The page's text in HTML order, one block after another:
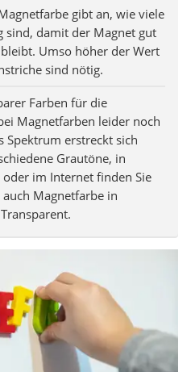
gibt an, wie viele
sind, damit der Magnet gut
Umso höher der Wert
sind nötig.
Farben für die
Magnetfarben leider noch
Spektrum erstreckt sich
Grautöne, in
im Internet finden Sie
Magnetfarbe in